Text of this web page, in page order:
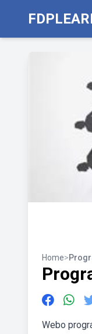
Home>
Webo